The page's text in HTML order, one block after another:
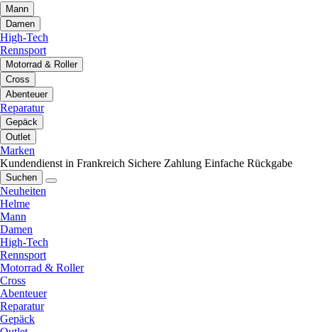
Mann
Damen
High-Tech
Rennsport
Motorrad & Roller
Cross
Abenteuer
Reparatur
Gepäck
Outlet
Marken
Kundendienst in Frankreich Sichere Zahlung Einfache Rückgabe
Suchen
Neuheiten
Helme
Mann
Damen
High-Tech
Rennsport
Motorrad & Roller
Cross
Abenteuer
Reparatur
Gepäck